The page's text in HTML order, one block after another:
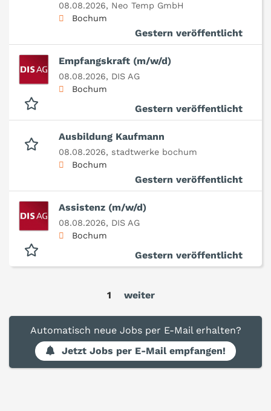
08.08.2026, Neo Temp GmbH
Bochum
Gestern veröffentlicht
Empfangskraft (m/w/d)
08.08.2026, DIS AG
Bochum
Gestern veröffentlicht
Ausbildung Kaufmann
08.08.2026, stadtwerke bochum
Bochum
Gestern veröffentlicht
Assistenz (m/w/d)
08.08.2026, DIS AG
Bochum
Gestern veröffentlicht
1 weiter
Automatisch neue Jobs per E-Mail erhalten?
Jetzt Jobs per E-Mail empfangen!